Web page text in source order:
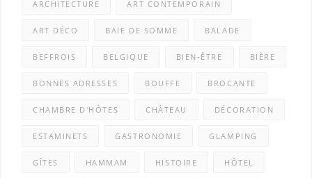
ARCHITECTURE ART CONTEMPORAIN
ART DÉCO BAIE DE SOMME BALADE
BEFFROIS BELGIQUE BIEN-ÊTRE BIÈRE
BONNES ADRESSES BOUFFE BROCANTE
CHAMBRE D'HÔTES CHÂTEAU DÉCORATION
ESTAMINETS GASTRONOMIE GLAMPING
GÎTES HAMMAM HISTOIRE HÔTEL